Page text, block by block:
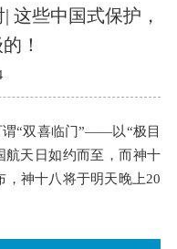
这些中国式保护，
！
谓“双喜临门”——以“极目
航天日如约而至，而神十
，神十八将于明天晚上20